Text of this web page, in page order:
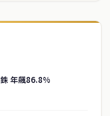
年飆86.8%